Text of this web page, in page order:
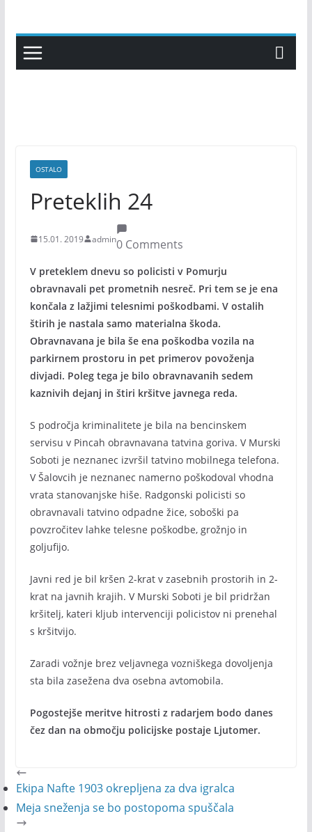
content
OSTALO
Preteklih 24
15.01. 2019 admin0 Comments
V preteklem dnevu so policisti v Pomurju
obravnavali pet prometnih nesreč. Pri tem se je ena
končala z lažjimi telesnimi poškodbami. V ostalih
štirih je nastala samo materialna škoda.
Obravnavana je bila še ena poškodba vozila na
parkirnem prostoru in pet primerov povoženja
divjadi. Poleg tega je bilo obravnavanih sedem
kaznivih dejanj in štiri kršitve javnega reda.
S področja kriminalitete je bila na bencinskem
servisu v Pincah obravnavana tatvina goriva. V Murski
Soboti je neznanec izvršil tatvino mobilnega telefona.
V Šalovcih je neznanec namerno poškodoval vhodna
vrata stanovanjske hiše. Radgonski policisti so
obravnavali tatvino odpadne žice, soboški pa
povzročitev lahke telesne poškodbe, grožnjo in
goljufijo.
Javni red je bil kršen 2-krat v zasebnih prostorih in 2-
krat na javnih krajih. V Murski Soboti je bil pridržan
kršitelj, kateri kljub intervenciji policistov ni prenehal
s kršitvijo.
Zaradi vožnje brez veljavnega vozniškega dovoljenja
sta bila zasežena dva osebna avtomobila.
Pogostejše meritve hitrosti z radarjem bodo danes
čez dan na območju policijske postaje Ljutomer.
Ekipa Nafte 1903 okrepljena za dva igralca
Meja sneženja se bo postopoma spuščala